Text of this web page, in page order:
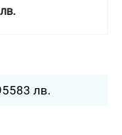
2399 € / 4692.04 лв.
лв.